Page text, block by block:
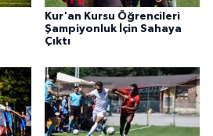
Kur'an Kursu Öğrencileri
Şampiyonluk İçin Sahaya
Çıktı